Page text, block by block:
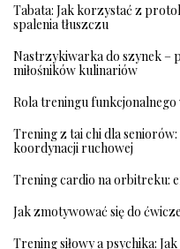
Tabata: Jak korzystać z
spalenia tłuszczu
Nastrzykiwarka do szynek –
miłośników kulinariów
Rola treningu
Trening z tai chi dla
koordynacji ruchowej
Trening cardio na orbitreku:
Jak zmotywować się do
Trening siłowy a psychika: